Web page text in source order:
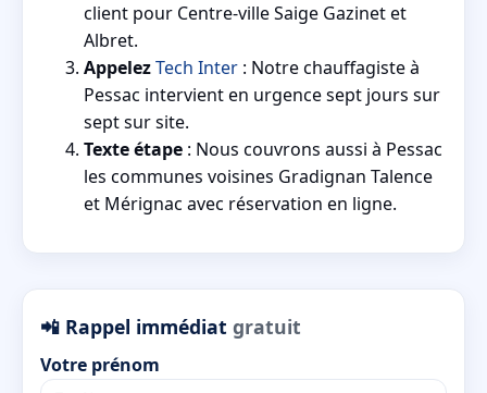
client pour Centre-ville Saige Gazinet et
Albret.
AppelezTech Inter : Notre chauffagiste à
Pessac intervient en urgence sept jours sur
sept sur site.
Texte étape : Nous couvrons aussi à Pessac
les communes voisines Gradignan Talence
et Mérignac avec réservation en ligne.
📲 Rappel immédiat gratuit
Votre prénom